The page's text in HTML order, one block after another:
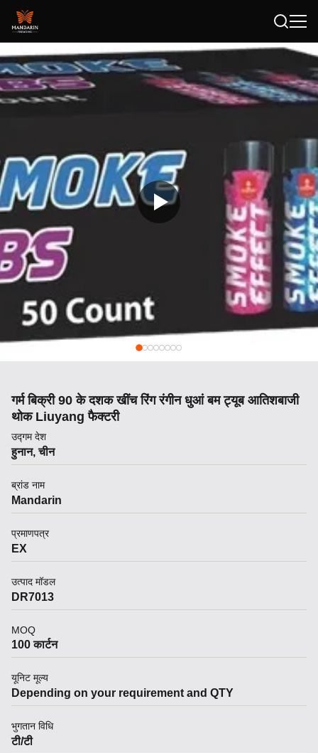
गर्म बिक्री 90 के दशक खींच रिंग रंगीन धुआं बम ट्यूब आतिशबाजी
थोक Liuyang फैक्टरी
उद्गम देश
हुनान, चीन
ब्रांड नाम
Mandarin
प्रमाणपत्र
EX
उत्पाद मॉडल
DR7013
MOQ
100 कार्टन
यूनिट मूल्य
Depending on your requirement and QTY
भुगतान विधि
टी/टी